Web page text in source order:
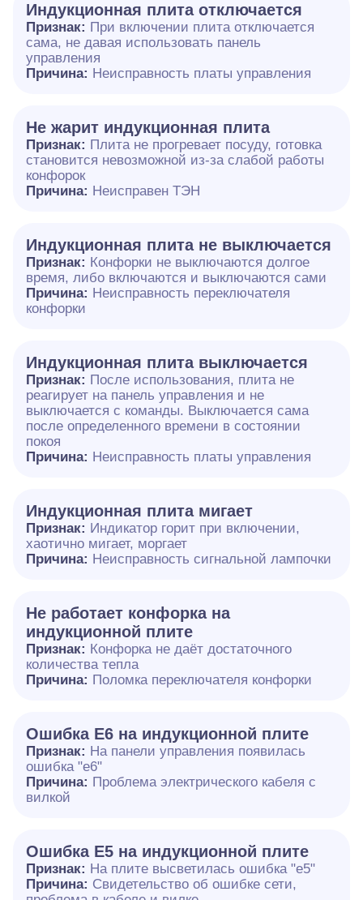
Индукционная плита отключается
Признак: При включении плита отключается
сама, не давая использовать панель
управления
Причина: Неисправность платы управления
Не жарит индукционная плита
Признак: Плита не прогревает посуду, готовка
становится невозможной из-за слабой работы
конфорок
Причина: Неисправен ТЭН
Индукционная плита не выключается
Признак: Конфорки не выключаются долгое
время, либо включаются и выключаются сами
Причина: Неисправность переключателя
конфорки
Индукционная плита выключается
Признак: После использования, плита не
реагирует на панель управления и не
выключается с команды. Выключается сама
после определенного времени в состоянии
покоя
Причина: Неисправность платы управления
Индукционная плита мигает
Признак: Индикатор горит при включении,
хаотично мигает, моргает
Причина: Неисправность сигнальной лампочки
Не работает конфорка на
индукционной плите
Признак: Конфорка не даёт достаточного
количества тепла
Причина: Поломка переключателя конфорки
Ошибка E6 на индукционной плите
Признак: На панели управления появилась
ошибка "e6"
Причина: Проблема электрического кабеля с
вилкой
Ошибка Е5 на индукционной плите
Признак: На плите высветилась ошибка "е5"
Причина: Свидетельство об ошибке сети,